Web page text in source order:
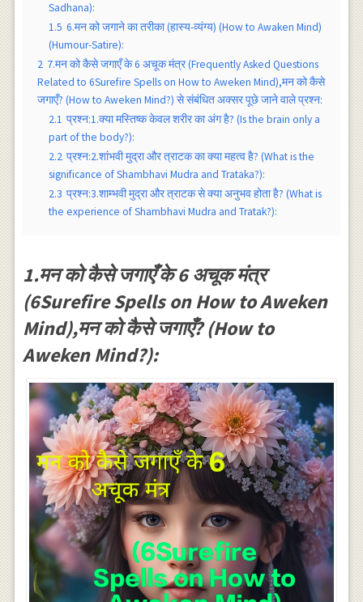
Sadhana):
1.5 6.मन को जगाने का तरीका (हास्य-व्यंग्य) (How to Awaken Mind)
(Humour-Satire):
2 7.मन को कैसे जगाएँ के 6 अचूक मंत्र (Frequently Asked Questions
Related to 6Surefire Spells on How to Aweken Mind),मन को कैसे
जगाएँ? (How to Aweken Mind?) से संबंधित अक्सर पूछे जाने वाले प्रश्न:
2.1 प्रश्न:1.क्या मस्तिष्क केवल शरीर का अंग है? (Is the brain only a
part of the body?):
2.2 प्रश्न:2.शांभवी मुद्रा और त्राटक का क्या महत्व है? (What is the
significance of Shambhavi Mudra and Trataka?):
2.3 प्रश्न:3.शाम्भवी मुद्रा और त्राटक से क्या अनुभव होता है? (What is
the experience of Shambhavi Mudra and Tratak?):
1.मन को कैसे जगाएँ के 6 अचूक मंत्र
(6Surefire Spells on How to Aweken
Mind),मन को कैसे जगाएँ? (How to
Aweken Mind?):